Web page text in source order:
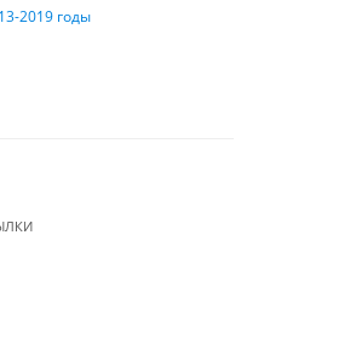
2019 годы